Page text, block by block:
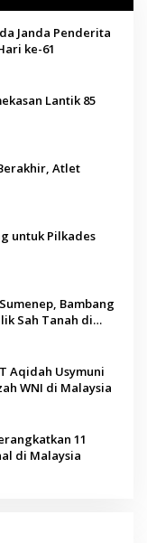
Janda Penderita
ke-61
Lantik 85
Atlet
untuk Pilkades
Bambang
Sah Tanah di
Aqidah Usymuni
WNI di Malaysia
11
di Malaysia